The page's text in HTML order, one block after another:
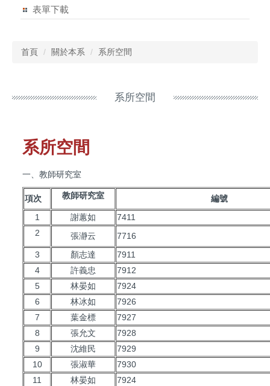
表單下載
首頁 關於本系 系所空間
系所空間
系所空間
一、教師研究室
項次 教師研究室
編號
1
謝蕙如
7411
2
張瀞云
7716
3
顏志達
7911
4
許義忠
7912
5
林晏如
7924
6
林冰如
7926
7
葉金標
7927
8
張允文
7928
9
沈維民
7929
10
張淑華
7930
11
林晏如
7924